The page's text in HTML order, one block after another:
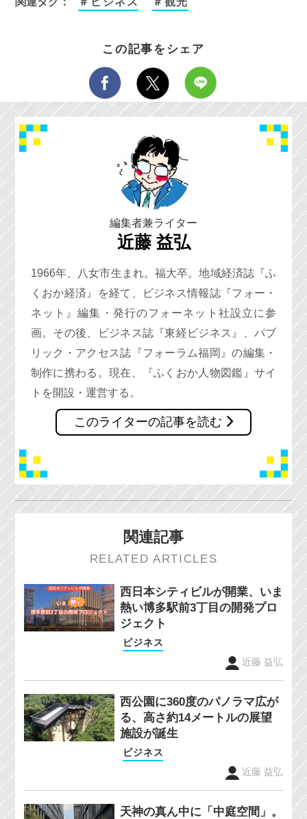
この記事をシェア
編集者兼ライター
近藤 益弘
1966年、八女市生まれ。福大卒。地域経済誌『ふ
くおか経済』を経て、ビジネス情報誌『フォー・
ネット』編集・発行のフォーネット社設立に参
画。その後、ビジネス誌『東経ビジネス』、パブ
リック・アクセス誌『フォーラム福岡』の編集・
制作に携わる。現在、『ふくおか人物図鑑』サイ
トを開設・運営する。
このライターの記事を読む
関連記事
RELATED ARTICLES
西日本シティビルが開業、いま
熱い博多駅前3丁目の開発プロ
ジェクト
ビジネス
近藤 益弘
西公園に360度のパノラマ広が
る、高さ約14メートルの展望
施設が誕生
ビジネス
近藤 益弘
天神の真ん中に「中庭空間」。